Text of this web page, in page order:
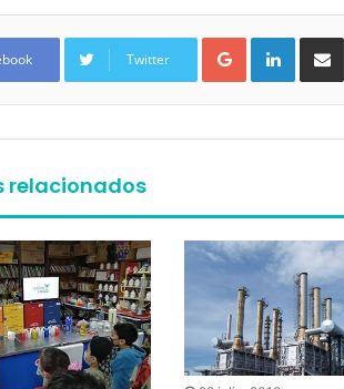
Twitter
Google+ LinkedIn
relacionados